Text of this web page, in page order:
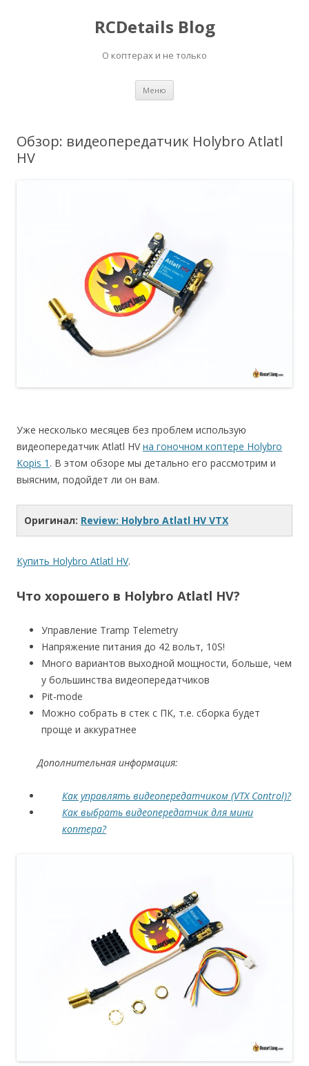
RCDetails Blog
О коптерах и не только
Меню
Обзор: видеопередатчик Holybro Atlatl
HV
Уже несколько месяцев без проблем использую
видеопередатчик Atlatl HVна гоночном коптере Holybro
Kopis 1 . В этом обзоре мы детально его рассмотрим и
выясним, подойдет ли он вам.
Оригинал: Review: Holybro Atlatl HV VTX
Купить Holybro Atlatl HV.
Что хорошего в Holybro Atlatl HV?
Управление Tramp Telemetry
Напряжение питания до 42 вольт, 10S!
Много вариантов выходной мощности, больше, чем
у большинства видеопередатчиков
Pit-mode
Можно собрать в стек с ПК, т.е. сборка будет
проще и аккуратнее
Дополнительная информация:
Как управлять видеопередатчиком (VTX Control)?
Как выбрать видеопередатчик для мини
коптера?